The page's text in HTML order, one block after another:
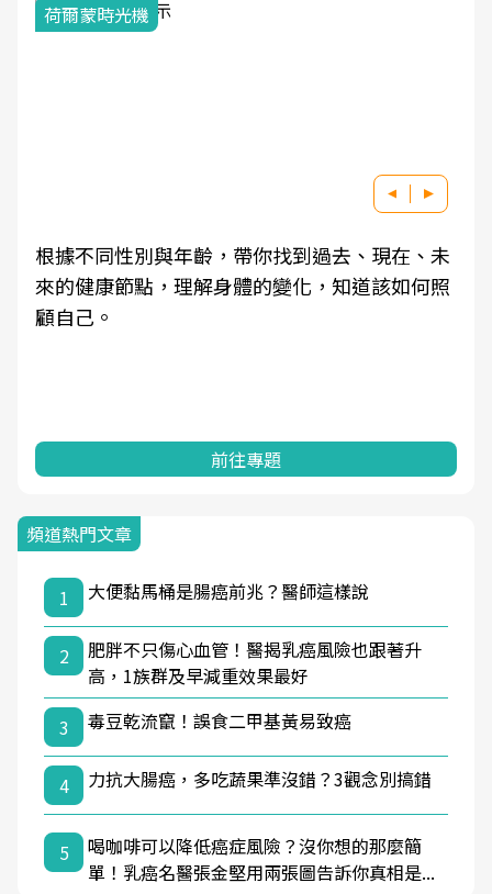
荷爾蒙時光機
根據不同性別與年齡，帶你找到過去、現在、未
來的健康節點，理解身體的變化，知道該如何照
顧自己。
前往專題
頻道熱門文章
1 大便黏馬桶是腸癌前兆？醫師這樣說
2
肥胖不只傷心血管！醫揭乳癌風險也跟著升
高，1族群及早減重效果最好
3
毒豆乾流竄！誤食二甲基黃易致癌
4 力抗大腸癌，多吃蔬果準沒錯？3觀念別搞錯
5
喝咖啡可以降低癌症風險？沒你想的那麼簡
單！乳癌名醫張金堅用兩張圖告訴你真相是...